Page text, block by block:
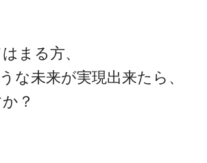
まる方、
な未来が実現出来たら、
？